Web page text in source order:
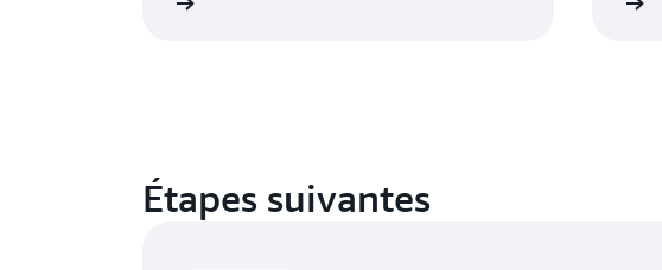
Étapes suivantes